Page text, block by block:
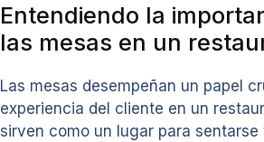
Entendiendo la
las mesas en un
Las mesas desempeñan un papel
experiencia del cliente en un
sirven como un lugar para